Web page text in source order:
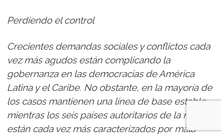
Perdiendo el control
Crecientes demandas sociales y conflictos cada
vez más agudos están complicando la
gobernanza en las democracias de América
Latina y el Caribe. No obstante, en la mayoría de
los casos mantienen una línea de base estable,
mientras los seis países autoritarios de la región
están cada vez más caracterizados por mala